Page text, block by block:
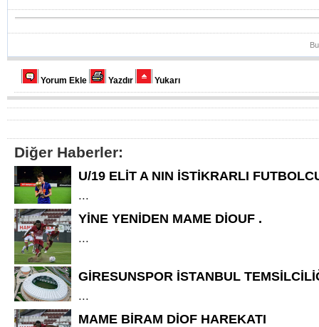
Yorum Ekle Yazdır Yukarı
Diğer Haberler:
U/19 ELİT A NIN İSTİKRARLI
...
YİNE YENİDEN MAME DİOUF .
...
GİRESUNSPOR İSTANBUL
...
MAME BİRAM DİOF HAREKATI